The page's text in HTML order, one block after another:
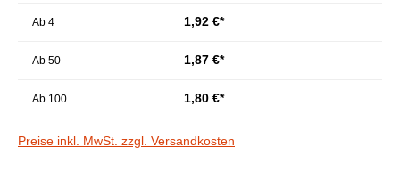
Ab 4 1,92 €*
Ab 50 1,87 €*
Ab 100 1,80 €*
Preise inkl. MwSt. zzgl. Versandkosten